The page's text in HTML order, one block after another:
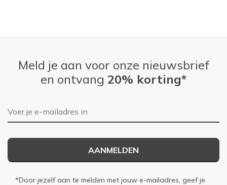
Meld je aan voor onze nieuwsbrief
en ontvang 20% korting*
E-mailadres
AANMELDEN
*Door jezelf aan te melden met jouw e-mailadres, geef je